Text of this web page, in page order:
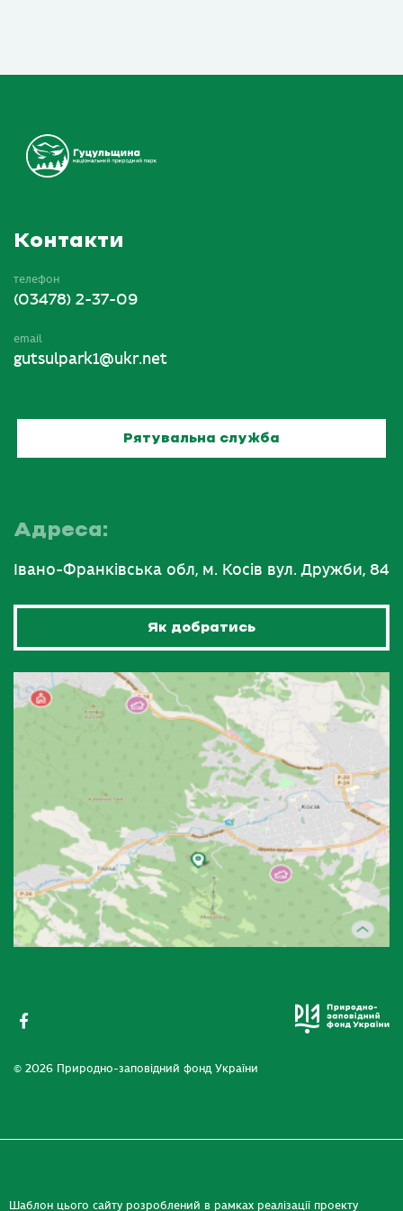
Контакти
телефон
(03478) 2-37-09
email
gutsulpark1@ukr.net
Рятувальна служба
Адреса:
Івано-Франківська обл, м. Косів вул. Дружби, 84
Як добратись
© 2026 Природно-заповідний фонд України
Шаблон цього сайту розроблений в рамках реалізації проекту